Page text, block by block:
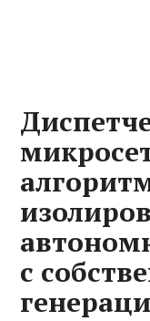
с